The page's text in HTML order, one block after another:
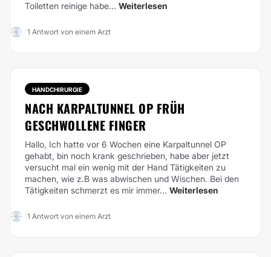
Toiletten reinige habe... Weiterlesen
1 Antwort von einem Arzt
HANDCHIRURGIE
NACH KARPALTUNNEL OP FRÜH
GESCHWOLLENE FINGER
Hallo, Ich hatte vor 6 Wochen eine Karpaltunnel OP
gehabt, bin noch krank geschrieben, habe aber jetzt
versucht mal ein wenig mit der Hand Tätigkeiten zu
machen, wie z.B was abwischen und Wischen. Bei den
Tätigkeiten schmerzt es mir immer... Weiterlesen
1 Antwort von einem Arzt